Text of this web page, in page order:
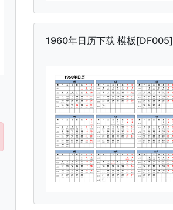
1960年日历下载 模板[DF005]